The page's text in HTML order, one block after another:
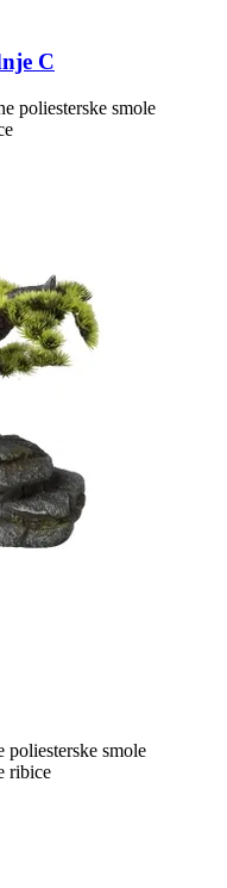
C
poliesterske smole
poliesterske smole
ribice